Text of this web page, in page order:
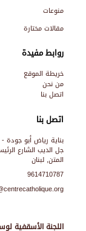
اللجنة الأسقفية
اتصل بنا
بناية رياض أبو جودة -
جل الديب الشارع
المتن, لبنان
9614710787
منوعات
مقالات مختارة
روابط مفيدة
خريطة الموقع
من نحن
اتصل بنا